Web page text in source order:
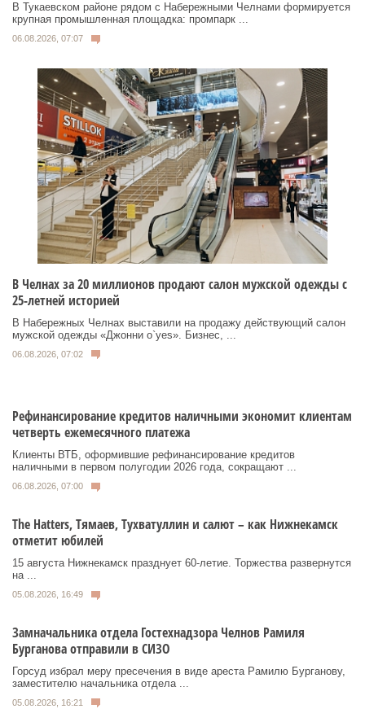
В Тукаевском районе рядом с Набережными Челнами формируется
крупная промышленная площадка: промпарк ...
06.08.2026, 07:07
В Челнах за 20 миллионов продают салон мужской одежды с
25-летней историей
В Набережных Челнах выставили на продажу действующий салон
мужской одежды «Джонни о`yes». Бизнес, ...
06.08.2026, 07:02
Рефинансирование кредитов наличными экономит клиентам
четверть ежемесячного платежа
Клиенты ВТБ, оформившие рефинансирование кредитов
наличными в первом полугодии 2026 года, сокращают ...
06.08.2026, 07:00
Тhe Нatters, Тямаев, Тухватуллин и салют – как Нижнекамск
отметит юбилей
15 августа Нижнекамск празднует 60‑летие. Торжества развернутся
на ...
05.08.2026, 16:49
Замначальника отдела Гостехнадзора Челнов Рамиля
Бурганова отправили в СИЗО
Горсуд избрал меру пресечения в виде ареста Рамилю Бурганову,
заместителю начальника отдела ...
05.08.2026, 16:21